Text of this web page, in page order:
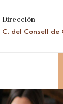
Dirección
C. del Consell de